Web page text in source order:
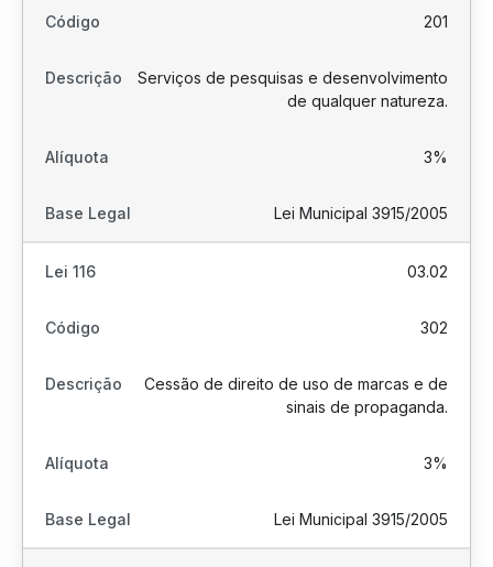
201
Serviços de pesquisas e desenvolvimento
de qualquer natureza.
3%
Lei Municipal 3915/2005
03.02
302
Cessão de direito de uso de marcas e de
sinais de propaganda.
3%
Lei Municipal 3915/2005